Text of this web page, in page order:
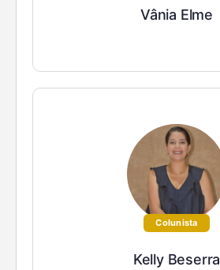
Vânia Elme
Colunista
Kelly Beserra